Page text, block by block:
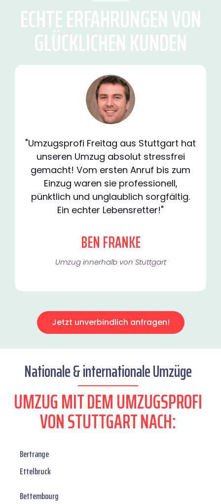
ECHTE ERFAHRUNGEN VON
GLÜCKLICHEN KUNDEN
"Umzugsprofi Freitag aus Stuttgart hat
unseren Umzug absolut stressfrei
gemacht! Vom ersten Anruf bis zum
Einzug waren sie professionell,
pünktlich und unglaublich sorgfältig.
Ein echter Lebensretter!"
BEN FRANKE
Umzug innerhalb von Stuttgart​
Jetzt unverbindlich anfragen!
Nationale & internationale Umzüge
UMZUG MIT DEM UMZUGSPROFI
VON STUTTGART NACH:
Bertrange
Ettelbruck
Bettembourg